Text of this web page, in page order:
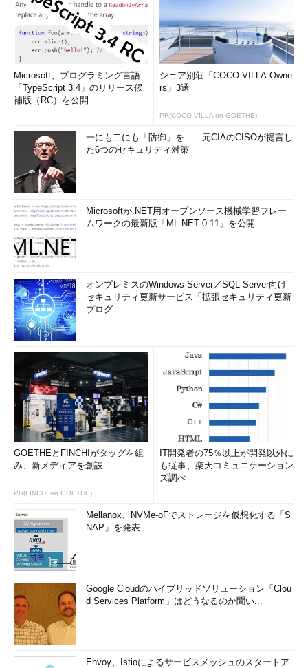
Microsoft、プログラミング言語
「TypeScript 3.4」のリリース候
補版（RC）を公開
シェア別荘「COCO VILLA Owne
rs」3選
PR(COCO VILLA on GOETHE)
一にも二にも「防御」を――元CIAのCISOが提言し
た6つのセキュリティ対策
Microsoftが.NET用オープンソース機械学習フレー
ムワークの最新版「ML.NET 0.11」を公開
オンプレミスのWindows Server／SQL Server向け
セキュリティ更新サービス「拡張セキュリティ更新
プログ...
GOETHEとFINCHIがタッグを組
み、新メディアを創設
PR(FINCHI on GOETHE)
IT開発者の75％以上が開発以外に
も従事、楽天コミュニケーション
ズ調べ
Mellanox、NVMe-oFでストレージを仮想化する「S
NAP」を発表
Google Cloudのハイブリッドソリューション「Clou
d Services Platform」はどうなるのか聞い...
Envoy、Istioによるサービスメッシュのスタートア